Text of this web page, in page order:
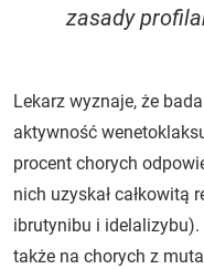
zasady
Lekarz wyznaje, że
aktywność
procent chorych
nich uzyskał całkowitą
ibrutynibu i
także na chorych z